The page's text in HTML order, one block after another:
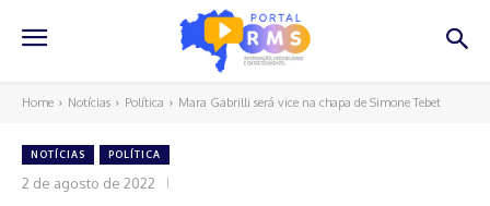
Home Notícias Política Mara Gabrilli será vice na chapa de Simone Tebet
NOTÍCIAS POLÍTICA
2 de agosto de 2022